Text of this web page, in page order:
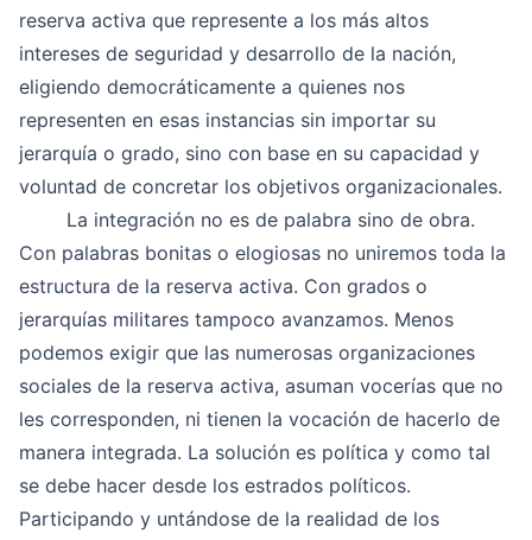
reserva activa que represente a los más altos
intereses de seguridad y desarrollo de la nación,
eligiendo democráticamente a quienes nos
representen en esas instancias sin importar su
jerarquía o grado, sino con base en su capacidad y
voluntad de concretar los objetivos organizacionales.
La integración no es de palabra sino de obra.
Con palabras bonitas o elogiosas no uniremos toda la
estructura de la reserva activa. Con grados o
jerarquías militares tampoco avanzamos. Menos
podemos exigir que las numerosas organizaciones
sociales de la reserva activa, asuman vocerías que no
les corresponden, ni tienen la vocación de hacerlo de
manera integrada. La solución es política y como tal
se debe hacer desde los estrados políticos.
Participando y untándose de la realidad de los